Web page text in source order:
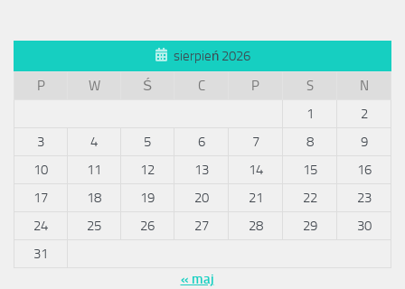
sierpień 2026
P
W Ś C P S
N
1
2
3
4 5 6 7 8
9
10
11 12 13 14 15
16
17
18 19 20 21 22
23
24
25 26 27 28 29
30
31
« maj